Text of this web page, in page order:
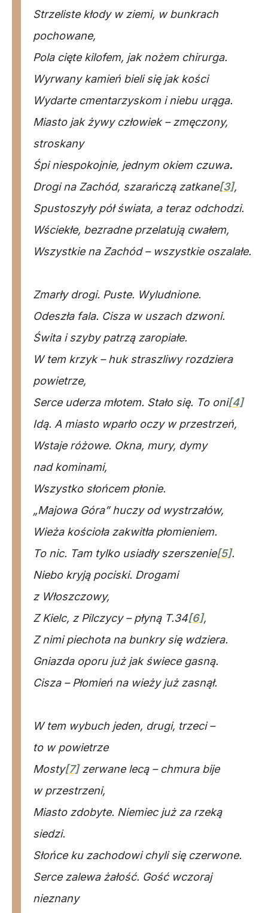
Strzeliste kłody w ziemi, w bunkrach
pochowane,
Pola cięte kilofem, jak nożem chirurga.
Wyrwany kamień bieli się jak kości
Wydarte cmentarzyskom i niebu urąga.
Miasto jak żywy człowiek – zmęczony,
stroskany
Śpi niespokojnie, jednym okiem czuwa.
Drogi na Zachód, szarańczą zatkane[3],
Spustoszyły pół świata, a teraz odchodzi.
Wściekłe, bezradne przelatują cwałem,
Wszystkie na Zachód – wszystkie oszalałe.
Zmarły drogi. Puste. Wyludnione.
Odeszła fala. Cisza w uszach dzwoni.
Świta i szyby patrzą zaropiałe.
W tem krzyk – huk straszliwy rozdziera
powietrze,
Serce uderza młotem. Stało się. To oni[4]
Idą. A miasto wparło oczy w przestrzeń,
Wstaje różowe. Okna, mury, dymy
nad kominami,
Wszystko słońcem płonie.
„Majowa Góra” huczy od wystrzałów,
Wieża kościoła zakwitła płomieniem.
To nic. Tam tylko usiadły szerszenie[5].
Niebo kryją pociski. Drogami
z Włoszczowy,
Z Kielc, z Pilczycy – płyną T.34[6],
Z nimi piechota na bunkry się wdziera.
Gniazda oporu już jak świece gasną.
Cisza – Płomień na wieży już zasnął.
W tem wybuch jeden, drugi, trzeci –
to w powietrze
Mosty[7]zerwane lecą – chmura bije
w przestrzeni,
Miasto zdobyte. Niemiec już za rzeką
siedzi.
Słońce ku zachodowi chyli się czerwone.
Serce zalewa żałość. Gość wczoraj
nieznany